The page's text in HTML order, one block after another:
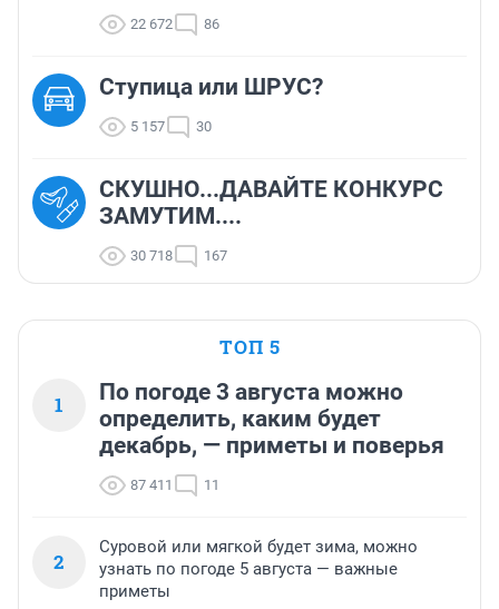
22 672 86
Ступица или ШРУС?
5 157 30
СКУШНО...ДАВАЙТЕ КОНКУРС
ЗАМУТИМ....
30 718 167
ТОП 5
1
По погоде 3 августа можно
определить, каким будет
декабрь, — приметы и поверья
87 411 11
2
Суровой или мягкой будет зима, можно
узнать по погоде 5 августа — важные
приметы